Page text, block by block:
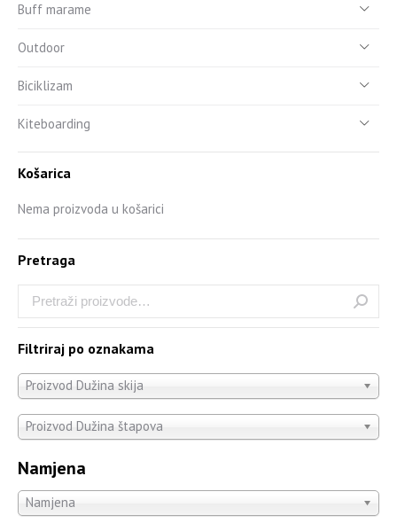
Buff marame
Outdoor
Biciklizam
Kiteboarding
Košarica
Nema proizvoda u košarici
Pretraga
Filtriraj po oznakama
Proizvod Dužina skija
Proizvod Dužina štapova
Namjena
Namjena